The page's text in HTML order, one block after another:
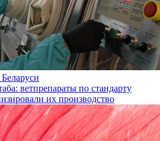
ветпрепараты по стандарту
их производство